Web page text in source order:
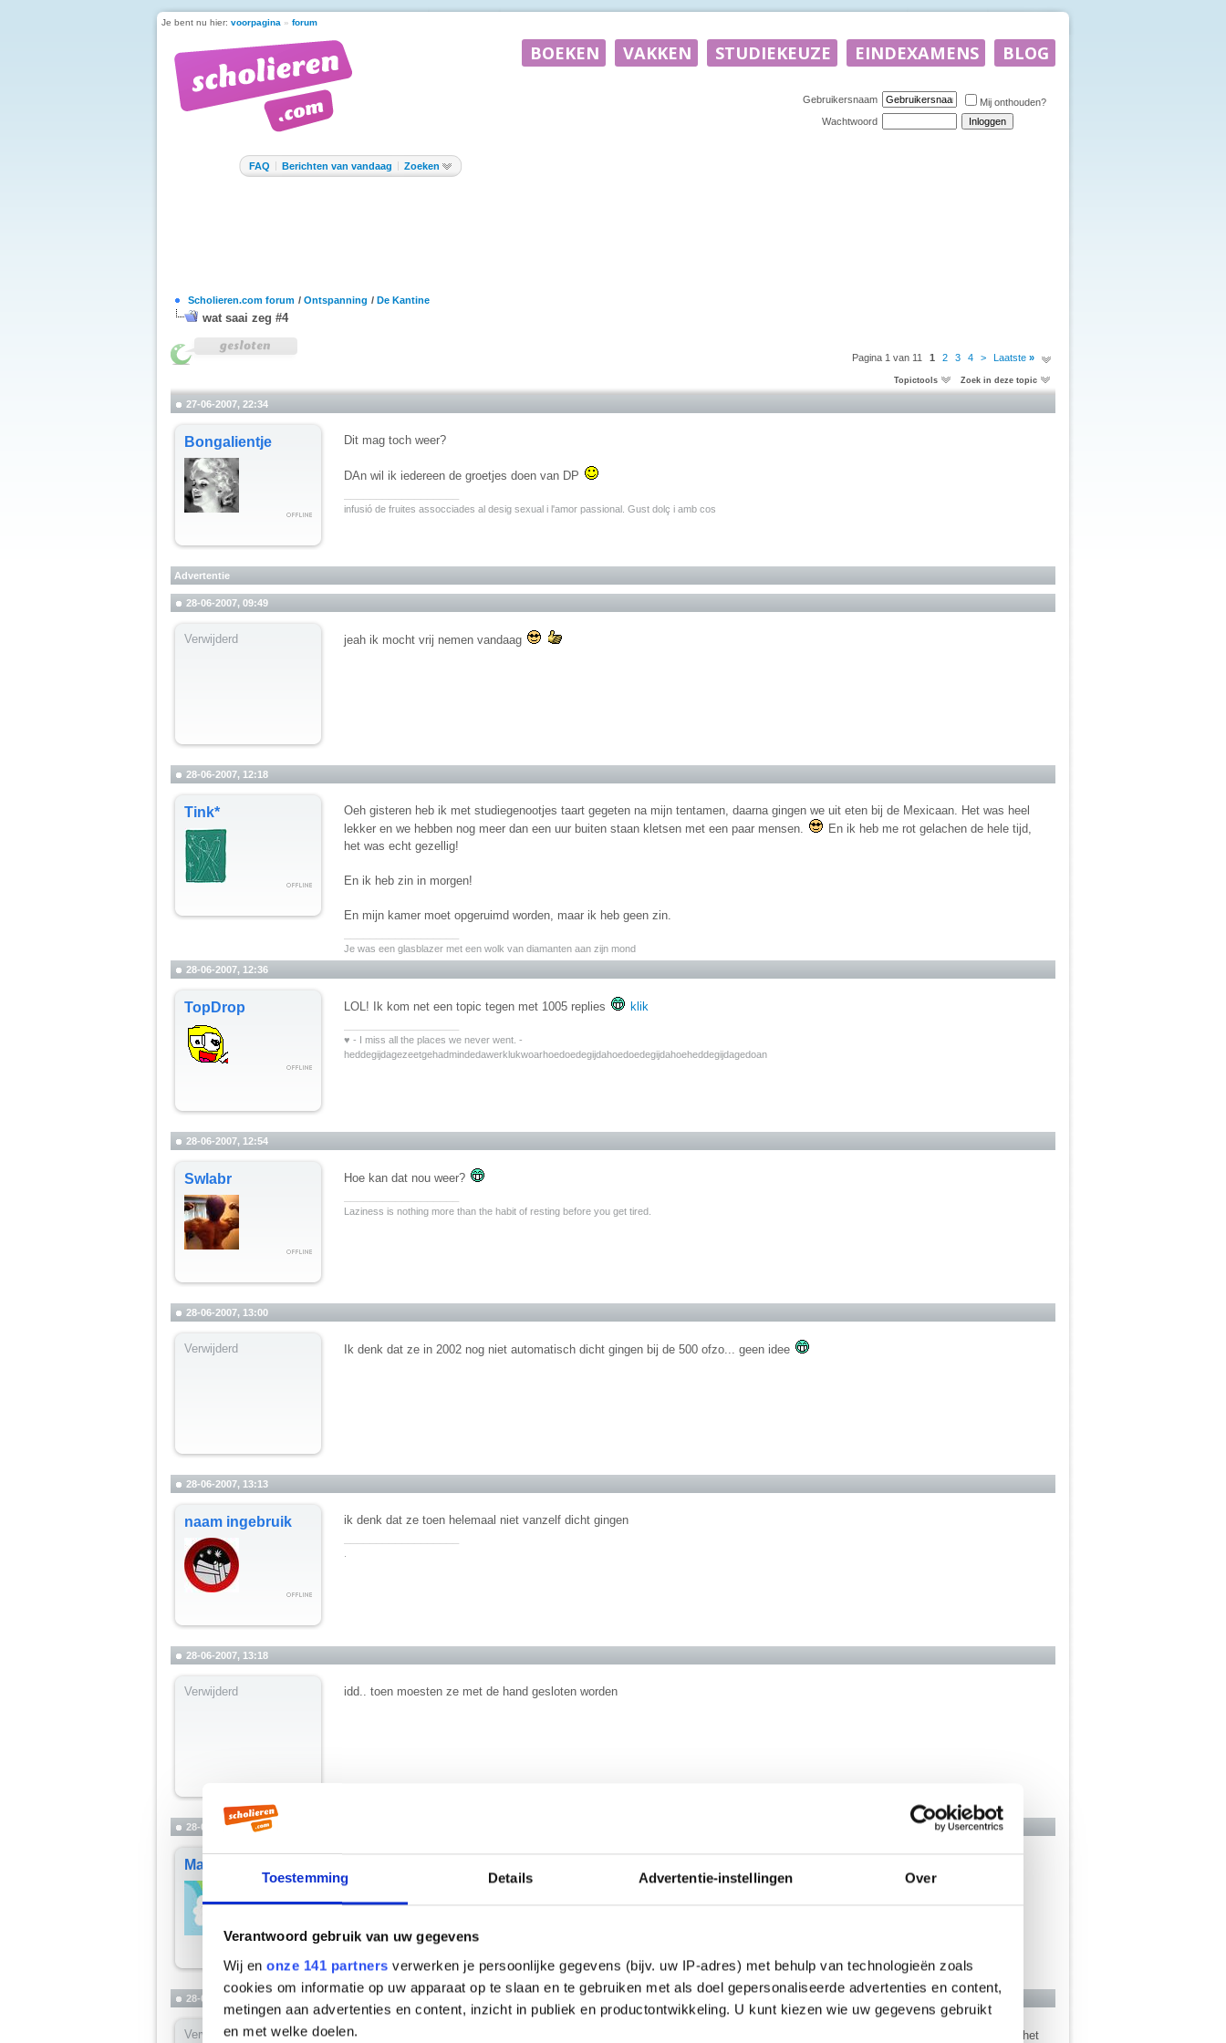
Toestemming Details Advertentie-instellingen Over
Verantwoord gebruik van uw gegevens
Wij en onze 141 partners verwerken je persoonlijke gegevens (bijv. uw IP-adres) met behulp van technologieën zoals
cookies om informatie op uw apparaat op te slaan en te gebruiken met als doel gepersonaliseerde advertenties en content,
metingen aan advertenties en content, inzicht in publiek en productontwikkeling. U kunt kiezen wie uw gegevens gebruikt
en met welke doelen.
Je bent nu hier: voorpagina » forum
Gebruikersnaam
Mij onthouden?
Wachtwoord
FAQ Berichten van vandaag Zoeken
Scholieren.com forum / Ontspanning / De Kantine
wat saai zeg #4
Pagina 1 van 11 1 2 3 4 > Laatste »
Topictools Zoek in deze topic
27-06-2007, 22:34
Bongalientje Dit mag toch weer?
DAn wil ik iedereen de groetjes doen van DP
infusió de fruites assocciades al desig sexual i l'amor passional. Gust dolç i amb cos
Advertentie
28-06-2007, 09:49
Verwijderd jeah ik mocht vrij nemen vandaag
28-06-2007, 12:18
Tink*
Oeh gisteren heb ik met studiegenootjes taart gegeten na mijn tentamen, daarna gingen we uit eten bij de Mexicaan. Het was heel
lekker en we hebben nog meer dan een uur buiten staan kletsen met een paar mensen.
En ik heb me rot gelachen de hele tijd,
het was echt gezellig!
En ik heb zin in morgen!
En mijn kamer moet opgeruimd worden, maar ik heb geen zin.
Je was een glasblazer met een wolk van diamanten aan zijn mond
28-06-2007, 12:36
TopDrop LOL! Ik kom net een topic tegen met 1005 replies
klik
♥ - I miss all the places we never went. -
heddegijdagezeetgehadmindedawerklukwoarhoedoedegijdahoedoedegijdahoeheddegijdagedoan
28-06-2007, 12:54
Swlabr
Hoe kan dat nou weer?
Laziness is nothing more than the habit of resting before you get tired.
28-06-2007, 13:00
Verwijderd Ik denk dat ze in 2002 nog niet automatisch dicht gingen bij de 500 ofzo... geen idee
28-06-2007, 13:13
naam ingebruik
ik denk dat ze toen helemaal niet vanzelf dicht gingen
28-06-2007, 13:18
Verwijderd idd.. toen moesten ze met de hand gesloten worden
28-06-2007, 14:23
Martiño
Shit! Ik heb een ander tentamen niet gehaald.
__________________
28-06-2007, 14:30
Verwijderd Hoera! Ik zie mijn zus zaterdag waarschijnlijk. Ze mag thuis op bezoek
Ik denk dat ze ook wel snel ontslagen zal worden uit het